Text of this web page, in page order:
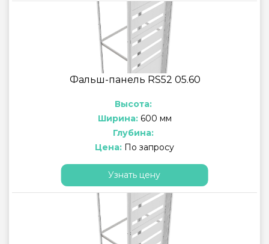
Фальш-панель RS52 05.60
Высота:
Ширина: 600 мм
Глубина:
Цена: По запросу
Узнать цену